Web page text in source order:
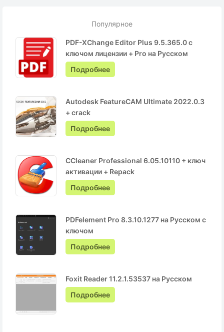
Популярное
PDF-XChange Editor Plus 9.5.365.0 с
ключом лицензии + Pro на Русском
Подробнее
Autodesk FeatureCAM Ultimate 2022.0.3
+ crack
Подробнее
CCleaner Professional 6.05.10110 + ключ
активации + Repack
Подробнее
PDFelement Pro 8.3.10.1277 на Русском с
ключом
Подробнее
Foxit Reader 11.2.1.53537 на Русском
Подробнее